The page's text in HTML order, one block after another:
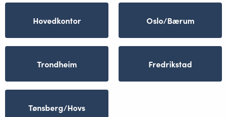
Hovedkontor Oslo/Bærum
Trondheim Fredrikstad
Tønsberg/Hovs